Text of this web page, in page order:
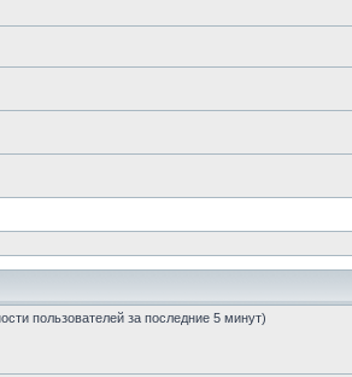
пользователей за последние 5 минут)